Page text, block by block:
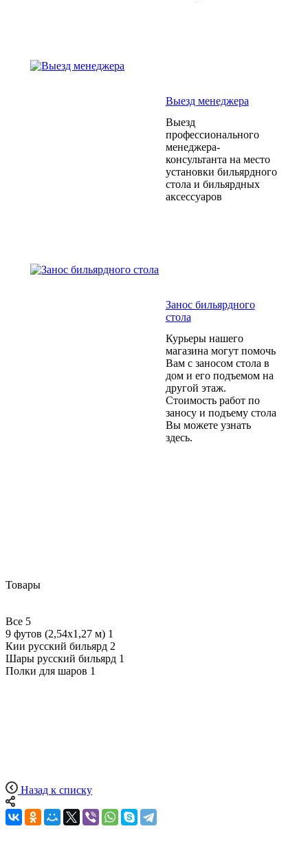
Выезд менеджера
Выезд
профессионального
менеджера-
консультанта на место
установки бильярдного
стола и бильярдных
аксессуаров
Занос бильярдного
стола
Курьеры нашего
магазина могут помочь
Вам с заносом стола в
дом и его подъемом на
другой этаж.
Стоимость работ по
заносу и подъему стола
Вы можете узнать
здесь.
Товары
Все 5
9 футов (2,54х1,27 м) 1
Кии русский бильярд 2
Шары русский бильярд 1
Полки для шаров 1
Назад к списку